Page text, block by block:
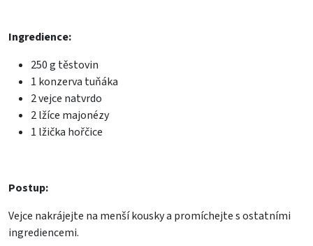
Ingredience:
250 g těstovin
1 konzerva tuňáka
2 vejce natvrdo
2 lžíce majonézy
1 lžička hořčice
Postup:
Vejce nakrájejte na menší kousky a promíchejte s ostatními
ingrediencemi.